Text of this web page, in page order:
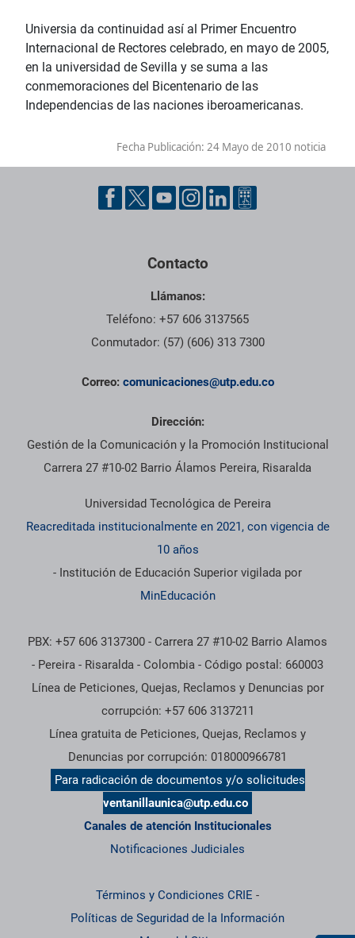
Universia da continuidad así al Primer Encuentro
Internacional de Rectores celebrado, en mayo de 2005,
en la universidad de Sevilla y se suma a las
conmemoraciones del Bicentenario de las
Independencias de las naciones iberoamericanas.
Fecha Publicación: 24 Mayo de 2010 noticia
Contacto
Llámanos:
Teléfono: +57 606 3137565
Conmutador: (57) (606) 313 7300
Correo: comunicaciones@utp.edu.co
Dirección:
Gestión de la Comunicación y la Promoción Institucional
Carrera 27 #10-02 Barrio Álamos Pereira, Risaralda
Universidad Tecnológica de Pereira
Reacreditada institucionalmente en 2021, con vigencia de
10 años
- Institución de Educación Superior vigilada por
MinEducación
PBX: +57 606 3137300 - Carrera 27 #10-02 Barrio Alamos
- Pereira - Risaralda - Colombia - Código postal: 660003
Línea de Peticiones, Quejas, Reclamos y Denuncias por
corrupción: +57 606 3137211
Línea gratuita de Peticiones, Quejas, Reclamos y
Denuncias por corrupción: 018000966781
Para radicación de documentos y/o solicitudes
ventanillaunica@utp.edu.co
Canales de atención Institucionales
Notificaciones Judiciales
Términos y Condiciones CRIE -
Políticas de Seguridad de la Información